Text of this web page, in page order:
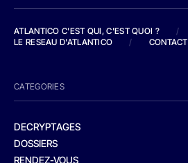
ATLANTICO C'EST QUI, C'EST QUOI ?
/
LE RESEAU D'ATLANTICO
/ CONTACT
CATEGORIES
DECRYPTAGES
DOSSIERS
RENDEZ-VOUS